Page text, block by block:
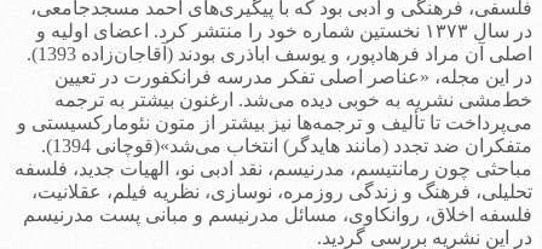
فلسفی، فرهنگی و ادبی بود که با پیگیری‌های احمد مسجدجامعی،
در سال ۱۳۷۳ نخستین شماره خود را منتشر کرد. اعضای اولیه و
اصلی آن مراد فرهادپور، و یوسف اباذری بودند (آقاجان‌زاده 1393).
در این مجله، «عناصر اصلی تفکر مدرسه فرانکفورت در تعیین
خط‌مشی نشریه به خوبی دیده می‌شد. ارغنون بیشتر به ترجمه
می‌پرداخت تا تألیف و ترجمه‌ها نیز بیشتر از متون نئومارکسیستی و
متفکران ضد تجدد (مانند هایدگر) انتخاب می‌شد»(قوچانی 1394).
مباحثی چون رمانتیسم، مدرنیسم، نقد ادبی نو، الهیات جدید، فلسفه
تحلیلی، فرهنگ و زندگی روزمره، نوسازی، نظریه فیلم، عقلانیت،
فلسفه اخلاق، روانکاوی، مسائل مدرنیسم و مبانی پست مدرنیسم
در این نشریه بررسی گردید.